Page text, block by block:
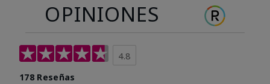
OPINIONES
4.8
178 Reseñas